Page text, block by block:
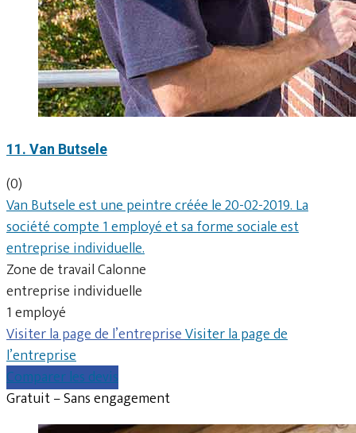
11. Van Butsele
(0)
Van Butsele est une peintre créée le 20-02-2019. La
société compte 1 employé et sa forme sociale est
entreprise individuelle.
Zone de travail Calonne
entreprise individuelle
1 employé
Visiter la page de l’entrepriseVisiter la page de
l’entreprise
Comparer les devis
Gratuit – Sans engagement